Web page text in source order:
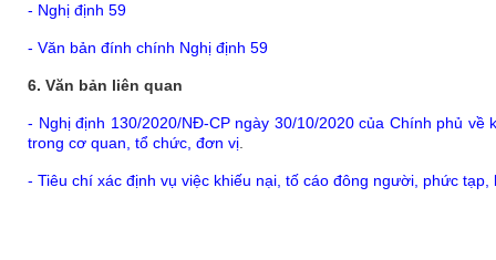
- Nghị định 59
- Văn bản đính chính Nghị định 59
6. Văn bản liên quan
- Nghị định 130/2020/NĐ-CP ngày 30/10/2020 của Chính phủ
trong cơ quan, tổ chức, đơn vị.
- Tiêu chí xác định vụ việc khiếu nại, tố cáo đông người, phức